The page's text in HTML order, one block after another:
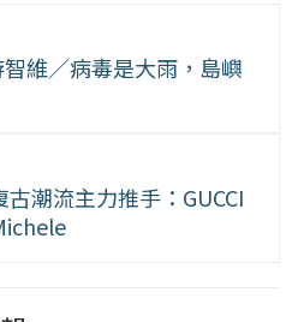
智維／病毒是大雨，島嶼
古潮流主力推手：GUCCI